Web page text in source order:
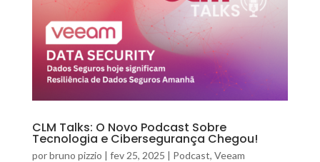
CLM Talks: O Novo Podcast Sobre
Tecnologia e Cibersegurança Chegou!
porbruno pizzio | fev 25, 2025 | Podcast, Veeam